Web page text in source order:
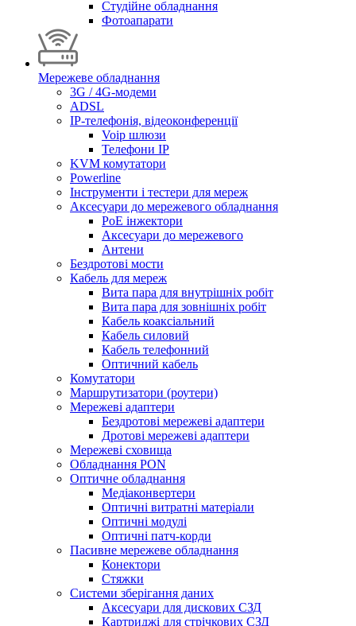
Студійне обладнання
Фотоапарати
Мережеве обладнання
3G / 4G-модеми
ADSL
IP-телефонія, відеоконференції
Voip шлюзи
Телефони IP
KVM комутатори
Powerline
Інструменти і тестери для мереж
Аксесуари до мережевого обладнання
PoE інжектори
Аксесуари до мережевого
Антени
Бездротові мости
Кабель для мереж
Вита пара для внутрішніх робіт
Вита пара для зовнішніх робіт
Кабель коаксіальний
Кабель силовий
Кабель телефонний
Оптичний кабель
Комутатори
Маршрутизатори (роутери)
Мережеві адаптери
Бездротові мережеві адаптери
Дротові мережеві адаптери
Мережеві сховища
Обладнання PON
Оптичне обладнання
Медіаконвертери
Оптичні витратні матеріали
Оптичні модулі
Оптичні патч-корди
Пасивне мережеве обладнання
Конектори
Стяжки
Системи зберігання даних
Аксесуари для дискових СЗД
Картриджі для стрічкових СЗД